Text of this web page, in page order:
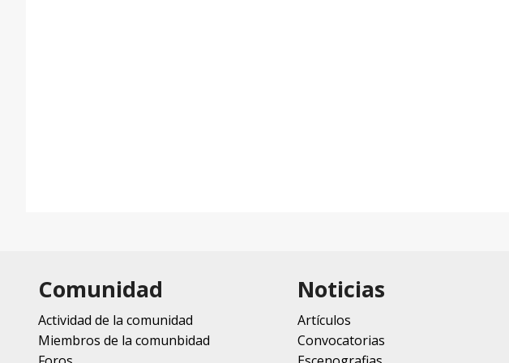
Comunidad
Actividad de la comunidad
Miembros de la comunbidad
Noticias
Artículos
Convocatorias